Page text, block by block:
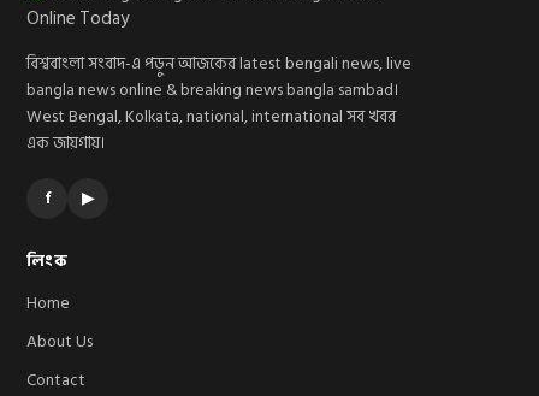
বিশ্ববাংলা সংবাদ-এ পড়ুন আজকের latest bengali news, live
bangla news online & breaking news bangla sambad।
West Bengal, Kolkata, national, international সব খবর
এক জায়গায়।
f ▶
লিংক
Home
About Us
Contact